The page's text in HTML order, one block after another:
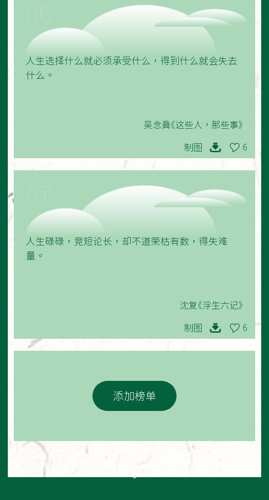
人生选择什么就必须承受什么，得到什么就会失去
什么。
吴念真《这些人，那些事》
制图 6
人生碌碌，竞短论长，却不道荣枯有数，得失难
量。
沈复《浮生六记》
制图 6
添加榜单